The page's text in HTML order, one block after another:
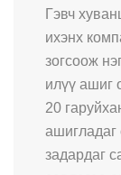
Гэвч
ихэнх
зогсоож
илүү ашиг
20
ашигладаг
задардаг